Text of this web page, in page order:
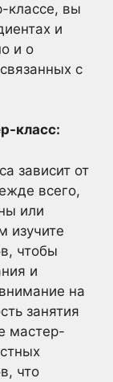
классе, вы
и
и о
с
класс:
зависит от
всего,
или
изучите
чтобы
и
на
занятия
мастер-
что